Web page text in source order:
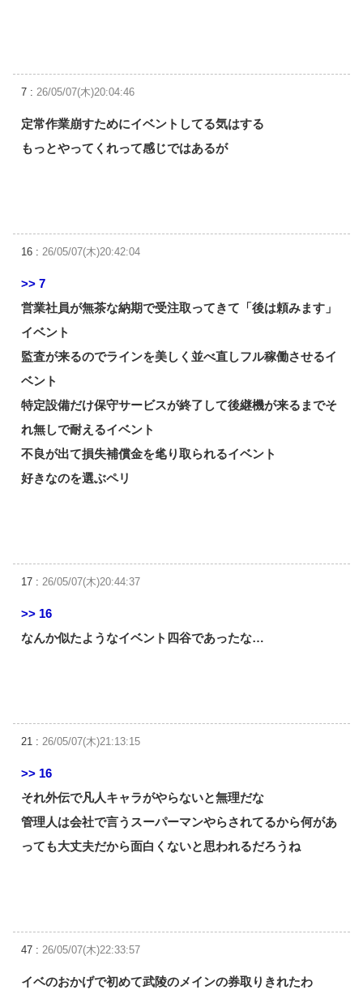
7 : 26/05/07(木)20:04:46
定常作業崩すためにイベントしてる気はする
もっとやってくれって感じではあるが
16 : 26/05/07(木)20:42:04
>> 7
営業社員が無茶な納期で受注取ってきて「後は頼みます」
イベント
監査が来るのでラインを美しく並べ直しフル稼働させるイ
ベント
特定設備だけ保守サービスが終了して後継機が来るまでそ
れ無しで耐えるイベント
不良が出て損失補償金を毟り取られるイベント
好きなのを選ぶペリ
17 : 26/05/07(木)20:44:37
>> 16
なんか似たようなイベント四谷であったな…
21 : 26/05/07(木)21:13:15
>> 16
それ外伝で凡人キャラがやらないと無理だな
管理人は会社で言うスーパーマンやらされてるから何があ
っても大丈夫だから面白くないと思われるだろうね
47 : 26/05/07(木)22:33:57
イベのおかげで初めて武陵のメインの券取りきれたわ